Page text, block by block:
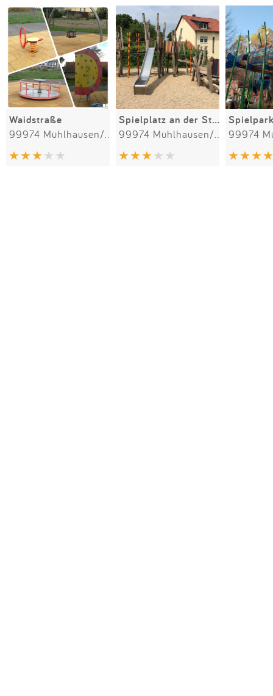
Waidstraße Spielplatz an der Stadtmauer